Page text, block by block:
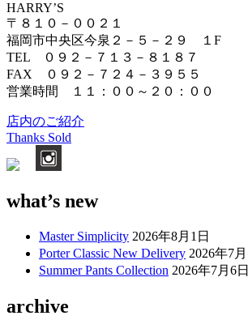
HARRY’S
〒８１０－００２１
福岡市中央区今泉２－５－２９ １F
TEL ０９２－７１３－８１８７
FAX ０９２－７２４－３９５５
営業時間 １１：００～２０：００
投
ナ
ビ
ョ
店内のご紹介
Thanks Sold
what’s new
Master Simplicity 2026年8月1日
Porter Classic New Delivery 2026年7月
Summer Pants Collection 2026年7月6日
archive